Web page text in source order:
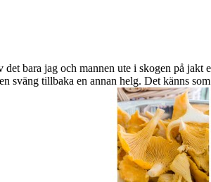
det bara jag och mannen ute i skogen på jakt
sväng tillbaka en annan helg. Det känns